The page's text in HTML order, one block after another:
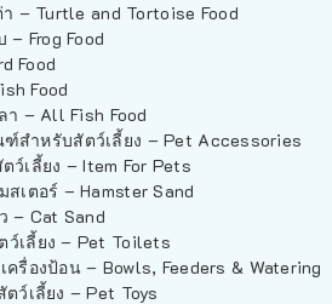
า – Turtle and Tortoise Food
– Frog Food
Food
Food
า – All Fish Food
สำหรับสัตว์เลี้ยง – Pet Accessories
ว์เลี้ยง – Item For Pets
สเตอร์ – Hamster Sand
– Cat Sand
ว์เลี้ยง – Pet Toilets
ครื่องป้อน – Bowls, Feeders & Watering
ว์เลี้ยง – Pet Toys